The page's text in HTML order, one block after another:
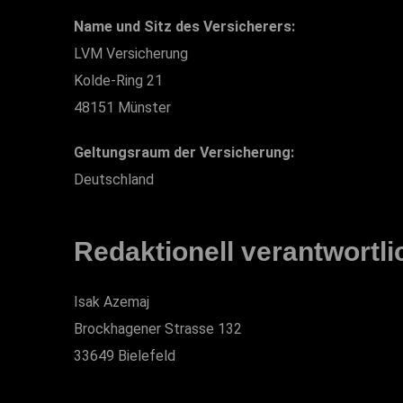
Name und Sitz des Versicherers:
LVM Versicherung
Kolde-Ring 21
48151 Münster
Geltungsraum der Versicherung:
Deutschland
Redaktionell
Isak Azemaj
Brockhagener Strasse 132
33649 Bielefeld